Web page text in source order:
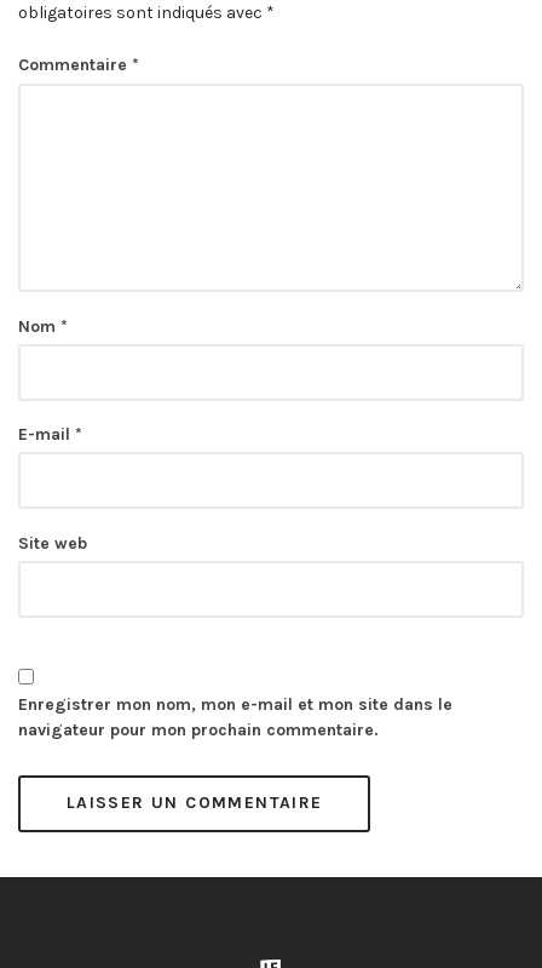
obligatoires sont indiqués avec *
Commentaire *
Nom *
E-mail *
Site web
Enregistrer mon nom, mon e-mail et mon site dans le
navigateur pour mon prochain commentaire.